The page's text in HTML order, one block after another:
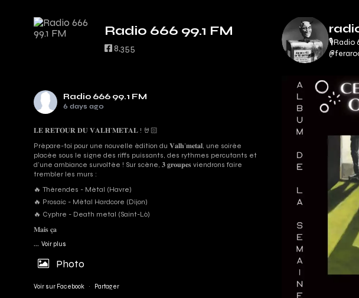
Radio 666 99.1 FM
8,355
Radio 666 99.1 FM
6 days ago
𝐋𝐄 𝐑𝐄𝐓𝐎𝐔𝐑 𝐃𝐔 𝐕𝐀𝐋𝐇’𝐌𝐄𝐓𝐀𝐋 ! 🤘🏻
Prépare-toi pour une nouvelle édition du 𝐕𝐚𝐥𝐡’𝐦𝐞𝐭𝐚𝐥, une soirée
placée sous le signe des riffs puissants, des rythmes percutants et
d'une ambiance survoltée ! Sur scène, 𝟑 𝐠𝐫𝐨𝐮𝐩𝐞𝐬 viendrons faire
trembler les murs :
🔥 Thérendes - Métal (Havre)
🔥 Prosaic - Métal Hardcore (Dijon)
🔥 Cyphre - Death metal (Saint-Lô)
𝐌𝐚𝐢𝐬 𝐜̧𝐚
... Voir plus
Photo
Voir sur Facebook · Partager
🎙Radio